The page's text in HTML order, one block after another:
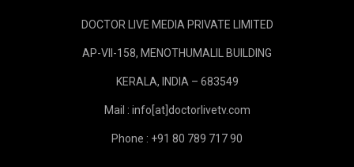
DOCTOR LIVE MEDIA PRIVATE LIMITED
AP-VII-158, MENOTHUMALIL BUILDING
KERALA, INDIA – 683549
Mail : info[at]doctorlivetv.com
Phone : +91 80 789 717 90